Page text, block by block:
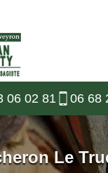
06 02 81 06 68
Le